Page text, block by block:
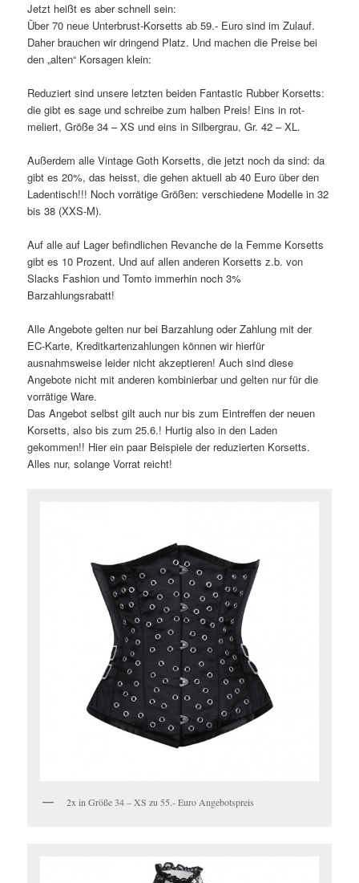
Jetzt heißt es aber schnell sein:
Über 70 neue Unterbrust-Korsetts ab 59.- Euro sind im Zulauf.
Daher brauchen wir dringend Platz. Und machen die Preise bei
den „alten“ Korsagen klein:
Reduziert sind unsere letzten beiden Fantastic Rubber Korsetts:
die gibt es sage und schreibe zum halben Preis! Eins in rot-
meliert, Größe 34 – XS und eins in Silbergrau, Gr. 42 – XL.
Außerdem alle Vintage Goth Korsetts, die jetzt noch da sind: da
gibt es 20%, das heisst, die gehen aktuell ab 40 Euro über den
Ladentisch!!! Noch vorrätige Größen: verschiedene Modelle in 32
bis 38 (XXS-M).
Auf alle auf Lager befindlichen Revanche de la Femme Korsetts
gibt es 10 Prozent. Und auf allen anderen Korsetts z.b. von
Slacks Fashion und Tomto immerhin noch 3%
Barzahlungsrabatt!
Alle Angebote gelten nur bei Barzahlung oder Zahlung mit der
EC-Karte, Kreditkartenzahlungen können wir hierfür
ausnahmsweise leider nicht akzeptieren! Auch sind diese
Angebote nicht mit anderen kombinierbar und gelten nur für die
vorrätige Ware.
Das Angebot selbst gilt auch nur bis zum Eintreffen der neuen
Korsetts, also bis zum 25.6.! Hurtig also in den Laden
gekommen!! Hier ein paar Beispiele der reduzierten Korsetts.
Alles nur, solange Vorrat reicht!
2x in Größe 34 – XS zu 55.- Euro Angebotspreis